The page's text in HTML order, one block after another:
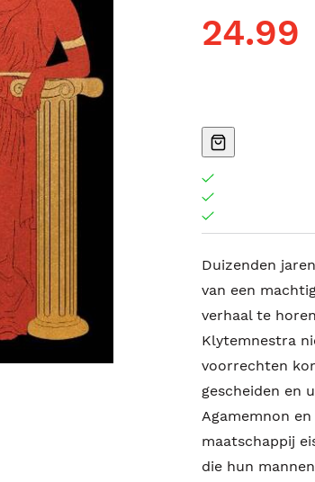
24.99
Duizenden
van een
verhaal te
Klytemnestra
voorrechten
gescheiden en
Agamemnon
maatschappij
die hun